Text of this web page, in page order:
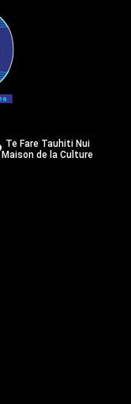
Te Fare Tauhiti Nui
Maison de la Culture